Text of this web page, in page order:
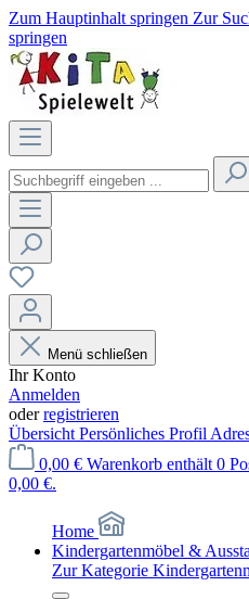
Zum Hauptinhalt springen Zur
springen
Menü schließen
Ihr Konto
Anmelden
oderregistrieren
Übersicht Persönliches Profil
0,00 € Warenkorb enthält 0
0,00 €.
Home
Kindergartenmöbel &
Zur Kategorie